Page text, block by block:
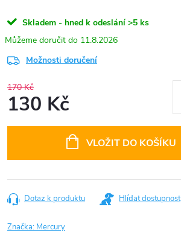
Skladem - hned k odeslání >5 ks
11.8.2026
Možnosti doručení
170 Kč
130 Kč
VLOŽIT DO KOŠÍKU
Dotaz k produktu Hlídat dostupnost
Značka: Mercury